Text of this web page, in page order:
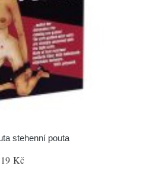
stehenní pouta
Kč